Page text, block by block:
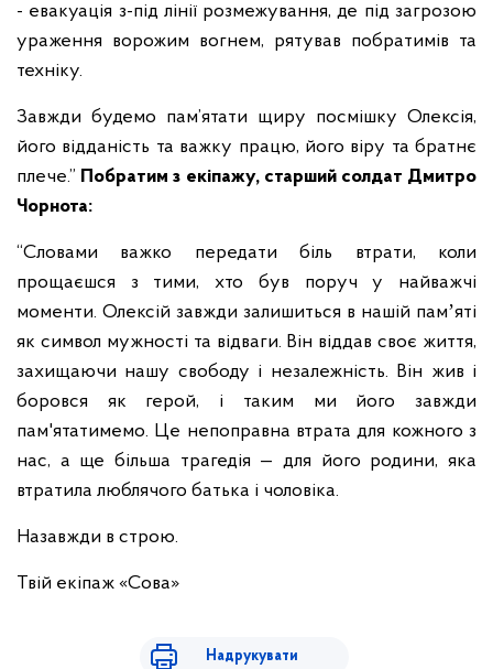
- евакуація з-під лінії розмежування, де під загрозою
ураження ворожим вогнем, рятував побратимів та
техніку.
Завжди будемо пам’ятати щиру посмішку Олексія,
його відданість та важку працю, його віру та братнє
плече.” Побратим з екіпажу, старший солдат Дмитро
Чорнота:
“Словами важко передати біль втрати, коли
прощаєшся з тими, хто був поруч у найважчі
моменти. Олексій завжди залишиться в нашій памʼяті
як символ мужності та відваги. Він віддав своє життя,
захищаючи нашу свободу і незалежність. Він жив і
боровся як герой, і таким ми його завжди
пам'ятатимемо. Це непоправна втрата для кожного з
нас, а ще більша трагедія — для його родини, яка
втратила люблячого батька і чоловіка.
Назавжди в строю.
Твій екіпаж «Сова»
Надрукувати